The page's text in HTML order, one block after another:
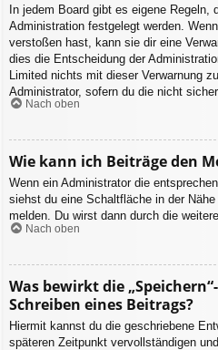
In jedem Board gibt es eigene Regeln,
Administration festgelegt werden.
verstoßen hast, kann sie dir eine
dies die Entscheidung der
Limited nichts mit dieser Verwarnung
Administrator, sofern du die nicht
Nach oben
Wie kann ich Beiträge den
Wenn ein Administrator die
siehst du eine Schaltfläche in der
melden. Du wirst dann durch die
Nach oben
Was bewirkt die
Schreiben eines Beitrags?
Hiermit kannst du die geschriebene
späteren Zeitpunkt vervollständigen